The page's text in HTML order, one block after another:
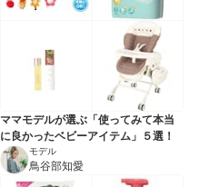
ママモデルが選ぶ「使ってみて本当
に良かったベビーアイテム」５選！
モデル
鳥谷部知愛